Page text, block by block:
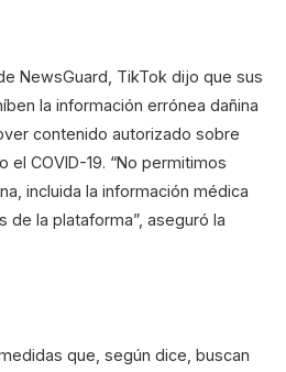
NewsGuard, TikTok dijo que sus
la información errónea dañina
contenido autorizado sobre
COVID-19. “No permitimos
incluida la información médica
de la plataforma”, aseguró la
que, según dice, buscan